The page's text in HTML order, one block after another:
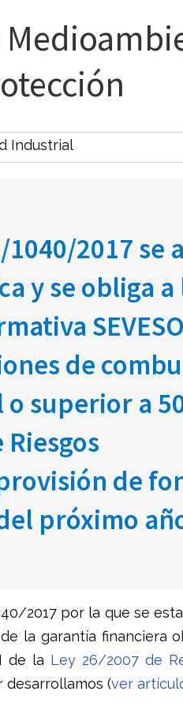
Industrial
2017 se
y se obliga a
de
superior a
de
próximo
2017 por la que se
la garantía financiera
de la Ley 26/2007 de
desarrollamos (ver